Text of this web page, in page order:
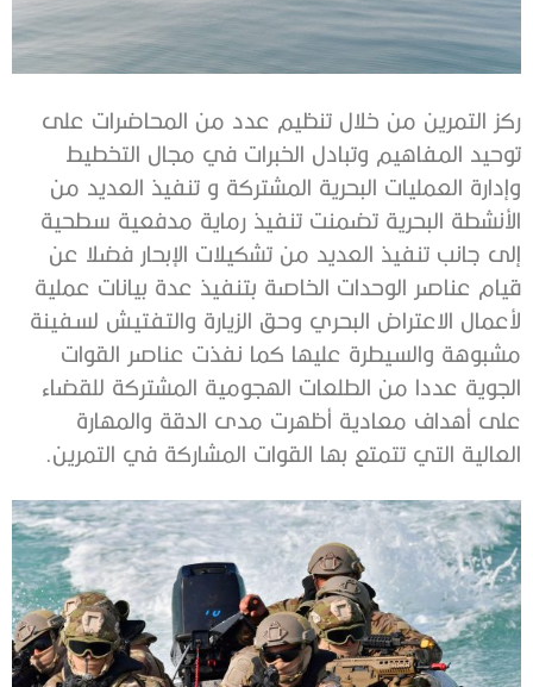
ركز التمرين من خلال تنظيم عدد من المحاضرات على
توحيد المفاهيم وتبادل الخبرات في مجال التخطيط
وإدارة العمليات البحرية المشتركة و تنفيذ العديد من
الأنشطة البحرية تضمنت تنفيذ رماية مدفعية سطحية
إلى جانب تنفيذ العديد من تشكيلات الإبحار فضلا عن
قيام عناصر الوحدات الخاصة بتنفيذ عدة بيانات عملية
لأعمال الاعتراض البحري وحق الزيارة والتفتيش لسفينة
مشبوهة والسيطرة عليها كما نفذت عناصر القوات
الجوية عددا من الطلعات الهجومية المشتركة للقضاء
على أهداف معادية أظهرت مدى الدقة والمهارة
العالية التي تتمتع بها القوات المشاركة في التمرين.